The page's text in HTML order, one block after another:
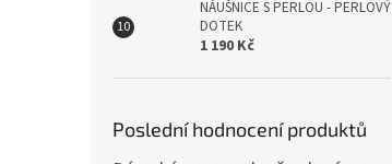
NÁUŠNICE S PERLOU - PERLOVÝ
DOTEK
1 190 Kč
Poslední hodnocení produktů